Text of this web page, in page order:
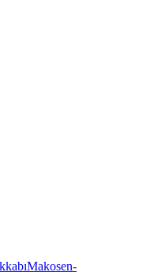
Makosen-